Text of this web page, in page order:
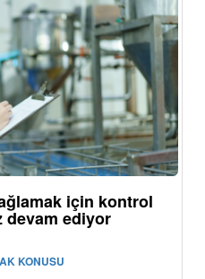
için kontrol
devam ediyor
KONUSU